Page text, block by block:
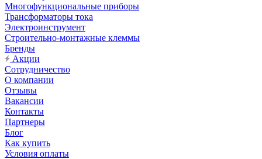
Многофункциональные приборы
Трансформаторы тока
Электроинструмент
Строительно-монтажные клеммы
Бренды
Акции
Сотрудничество
О компании
Отзывы
Вакансии
Контакты
Партнеры
Блог
Как купить
Условия оплаты